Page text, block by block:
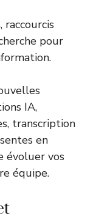
, raccourcis
pour
IA,
transcription
en
évoluer vos
équipe.